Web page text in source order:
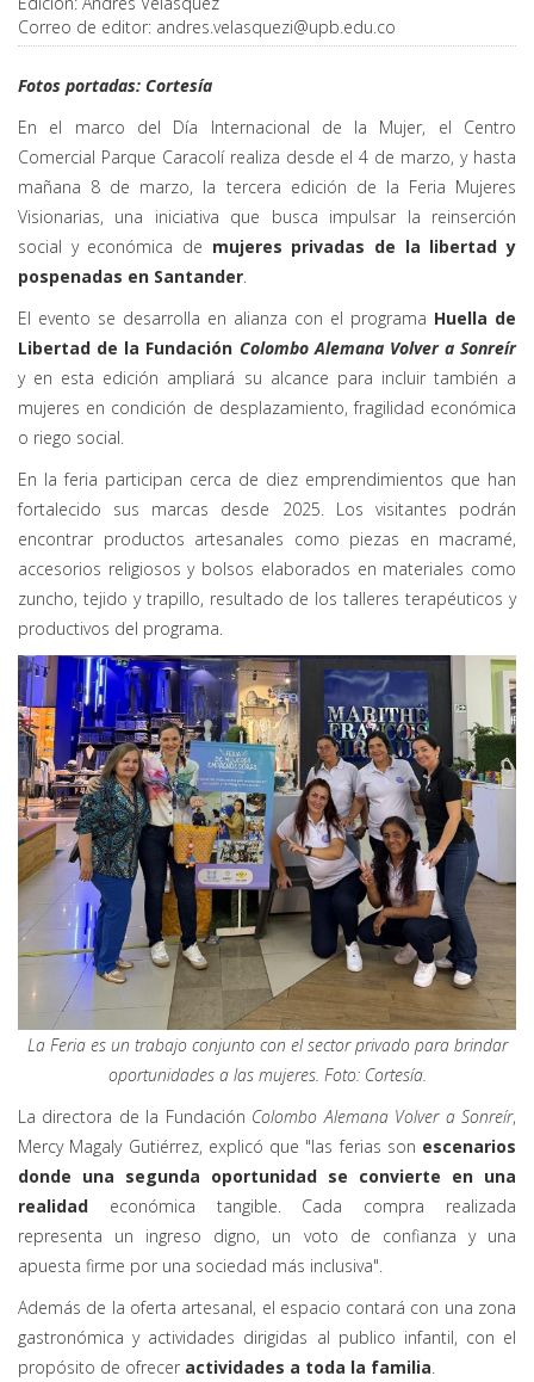
Correo de editor: andres.velasquezi@upb.edu.co
Fotos portadas: Cortesía
En el marco del Día Internacional de la Mujer, el Centro
Comercial Parque Caracolí realiza desde el 4 de marzo, y hasta
mañana 8 de marzo, la tercera edición de la Feria Mujeres
Visionarias, una iniciativa que busca impulsar la reinserción
social y económica de mujeres privadas de la libertad y
pospenadas en Santander.
El evento se desarrolla en alianza con el programa Huella de
Libertad de la Fundación Colombo Alemana Volver a Sonreír
y en esta edición ampliará su alcance para incluir también a
mujeres en condición de desplazamiento, fragilidad económica
o riego social.
En la feria participan cerca de diez emprendimientos que han
fortalecido sus marcas desde 2025. Los visitantes podrán
encontrar productos artesanales como piezas en macramé,
accesorios religiosos y bolsos elaborados en materiales como
zuncho, tejido y trapillo, resultado de los talleres terapéuticos y
productivos del programa.
La Feria es un trabajo conjunto con el sector privado para brindar
oportunidades a las mujeres. Foto: Cortesía.
La directora de la Fundación Colombo Alemana Volver a Sonreír,
Mercy Magaly Gutiérrez, explicó que "las ferias son escenarios
donde una segunda oportunidad se convierte en una
realidad económica tangible. Cada compra realizada
representa un ingreso digno, un voto de confianza y una
apuesta firme por una sociedad más inclusiva".
Además de la oferta artesanal, el espacio contará con una zona
gastronómica y actividades dirigidas al publico infantil, con el
propósito de ofrecer actividades a toda la familia